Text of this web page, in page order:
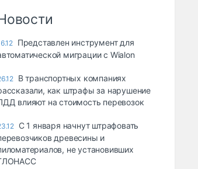
Представлен инструмент для
миграции с Wialon
В транспортных компаниях
как штрафы за нарушение
влияют на стоимость перевозок
С 1 января начнут штрафовать
древесины и
не установивших